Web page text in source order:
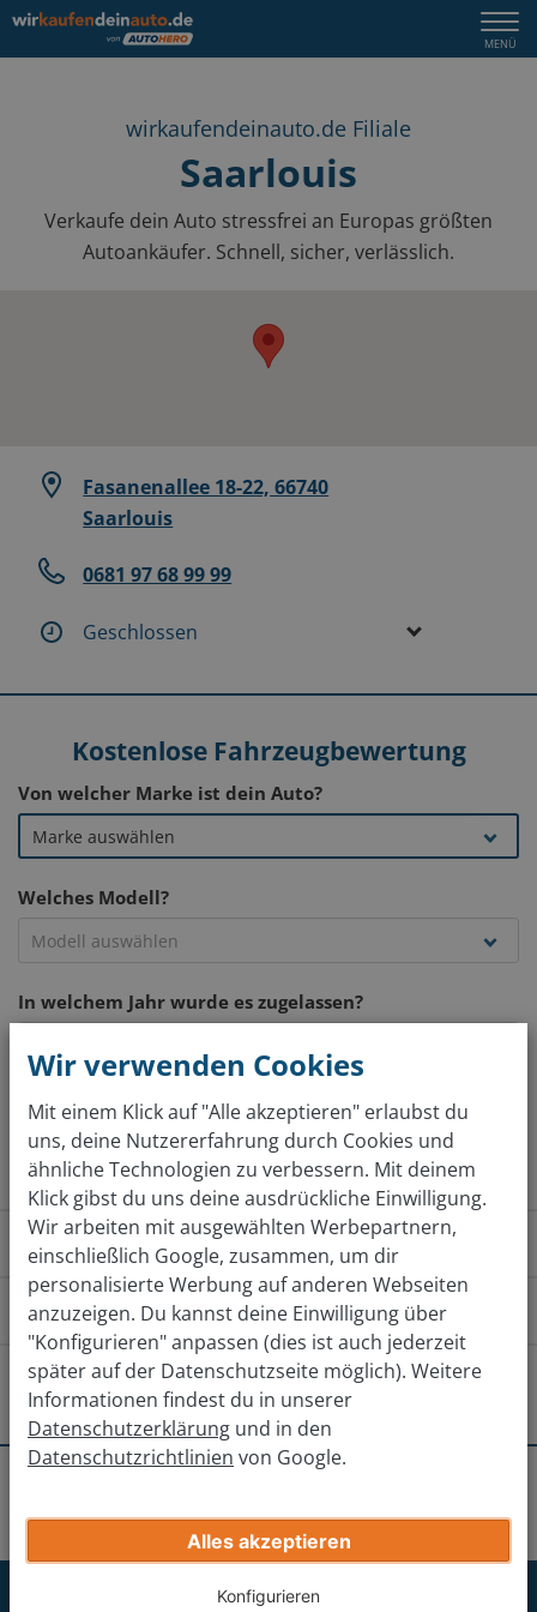
MENÜ
wirkaufendeinauto.de Filiale
Saarlouis
Verkaufe dein Auto stressfrei an Europas größten
Autoankäufer. Schnell, sicher, verlässlich.
Fasanenallee 18-22, 66740
Saarlouis
0681 97 68 99 99
Geschlossen
Kostenlose Fahrzeugbewertung
Von welcher Marke ist dein Auto?
Welches Modell?
In welchem Jahr wurde es zugelassen?
Jetzt kostenlos bewerten
Wie funktioniert das?
Gib deine Auto-Infos ein
Wie komme ich zu der Filiale?
Von Norden (A8) Von Südosten
Auf der A8 südlich in Richtung Saarlouis/Karlsruhe
fahren.
Saarlouis/Saarbrücken fahren.
Gibt es andere Filialen in der Nähe?
Saarbrücken
Zweibrücken
Jetzt für unseren Newsletter
Wir verwenden Cookies
Mit einem Klick auf "Alle akzeptieren" erlaubst du
uns, deine Nutzererfahrung durch Cookies und
ähnliche Technologien zu verbessern. Mit deinem
Klick gibst du uns deine ausdrückliche Einwilligung.
Wir arbeiten mit ausgewählten Werbepartnern,
einschließlich Google, zusammen, um dir
personalisierte Werbung auf anderen Webseiten
anzuzeigen. Du kannst deine Einwilligung über
"Konfigurieren" anpassen (dies ist auch jederzeit
später auf der Datenschutzseite möglich). Weitere
Informationen findest du in unserer
Datenschutzerklärung und in den
Datenschutzrichtlinien von Google.
Alles akzeptieren
Konfigurieren